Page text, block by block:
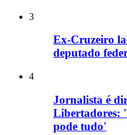
3
Ex-Cruzeiro
deputado
4
Jornalista é
Libertadores:
pode tudo'